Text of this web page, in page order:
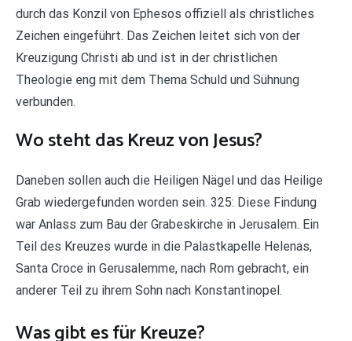
durch das Konzil von Ephesos offiziell als christliches
Zeichen eingeführt. Das Zeichen leitet sich von der
Kreuzigung Christi ab und ist in der christlichen
Theologie eng mit dem Thema Schuld und Sühnung
verbunden.
Wo steht das Kreuz von Jesus?
Daneben sollen auch die Heiligen Nägel und das Heilige
Grab wiedergefunden worden sein. 325: Diese Findung
war Anlass zum Bau der Grabeskirche in Jerusalem. Ein
Teil des Kreuzes wurde in die Palastkapelle Helenas,
Santa Croce in Gerusalemme, nach Rom gebracht, ein
anderer Teil zu ihrem Sohn nach Konstantinopel.
Was gibt es für Kreuze?